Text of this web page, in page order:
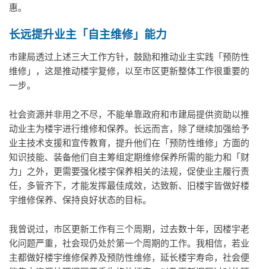
惠。
长远提升业主「自主维修」能力
市建局透过上述三大工作方针，鼓励和推动业主实践「预防性
维修」，这是推动楼宇复修，以至市区更新整体工作很重要的
一步。
社会资源并非用之不尽，不能单靠政府和市建局提供资助以推
动业主为楼宇进行维修和保养。长远而言，除了继续加强给予
业主技术支援和宣传教育，提升他们在「预防性维修」方面的
知识技能、装备他们自主筹组定期维修保养所需的能力和「财
力」之外，更需要强化楼宇保养相关的法规，促使业主履行责
任，多管齐下，才能发挥最佳成效，达致新、旧楼宇皆做好楼
宇维修保养、保持良好状态的目标。
我曾说过，市区更新工作有三个周期，过去数十年，因楼宇老
化问题严重，社会现仍处於第一个周期的工作。我相信，若业
主都做好楼宇维修保养及预防性维修，延长楼宇寿命，社会便